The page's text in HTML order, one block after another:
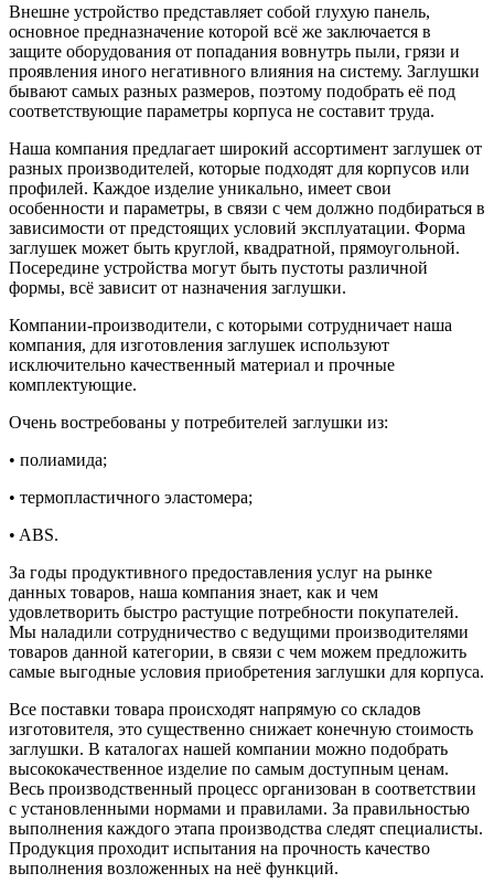
Внешне устройство представляет собой глухую панель,
основное предназначение которой всё же заключается в
защите оборудования от попадания вовнутрь пыли, грязи и
проявления иного негативного влияния на систему. Заглушки
бывают самых разных размеров, поэтому подобрать её под
соответствующие параметры корпуса не составит труда.
Наша компания предлагает широкий ассортимент заглушек от
разных производителей, которые подходят для корпусов или
профилей. Каждое изделие уникально, имеет свои
особенности и параметры, в связи с чем должно подбираться в
зависимости от предстоящих условий эксплуатации. Форма
заглушек может быть круглой, квадратной, прямоугольной.
Посередине устройства могут быть пустоты различной
формы, всё зависит от назначения заглушки.
Компании-производители, с которыми сотрудничает наша
компания, для изготовления заглушек используют
исключительно качественный материал и прочные
комплектующие.
Очень востребованы у потребителей заглушки из:
• полиамида;
• термопластичного эластомера;
• ABS.
За годы продуктивного предоставления услуг на рынке
данных товаров, наша компания знает, как и чем
удовлетворить быстро растущие потребности покупателей.
Мы наладили сотрудничество с ведущими производителями
товаров данной категории, в связи с чем можем предложить
самые выгодные условия приобретения заглушки для корпуса.
Все поставки товара происходят напрямую со складов
изготовителя, это существенно снижает конечную стоимость
заглушки. В каталогах нашей компании можно подобрать
высококачественное изделие по самым доступным ценам.
Весь производственный процесс организован в соответствии
с установленными нормами и правилами. За правильностью
выполнения каждого этапа производства следят специалисты.
Продукция проходит испытания на прочность качество
выполнения возложенных на неё функций.